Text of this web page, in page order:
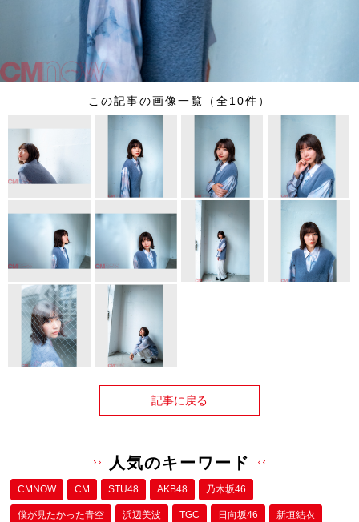
この記事の画像一覧（全10件）
記事に戻る
人気のキーワード
CMNOW CM STU48 AKB48 乃木坂46
僕が⾒たかった⻘空 浜辺美波 TGC 日向坂46 新垣結衣